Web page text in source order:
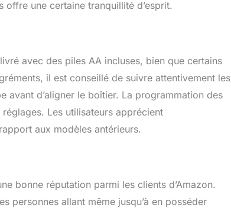
une certaine tranquillité d’esprit.
avec des piles AA incluses, bien que certains
il est conseillé de suivre attentivement les
avant d’aligner le boîtier. La programmation des
Les utilisateurs apprécient
aux modèles antérieurs.
bonne réputation parmi les clients d’Amazon.
personnes allant même jusqu’à en posséder